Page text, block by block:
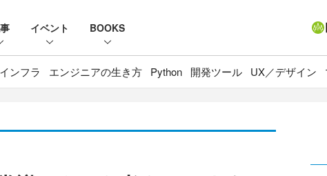
イベント BOOKS
インフラ エンジニアの生き方 Python 開発ツール UX／デザイン